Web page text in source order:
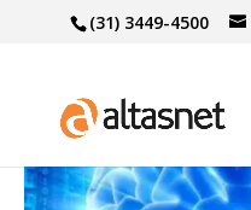
(31) 3449-4500